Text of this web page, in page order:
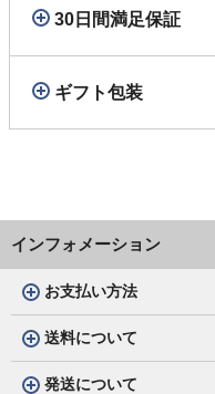
30日間満足保証
ギフト包装
インフォメーション
お支払い方法
送料について
発送について